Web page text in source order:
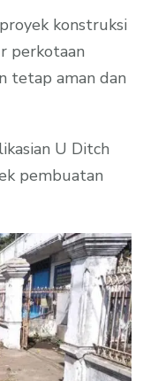
konstruksi
perkotaan
tetap aman dan
U Ditch
pembuatan